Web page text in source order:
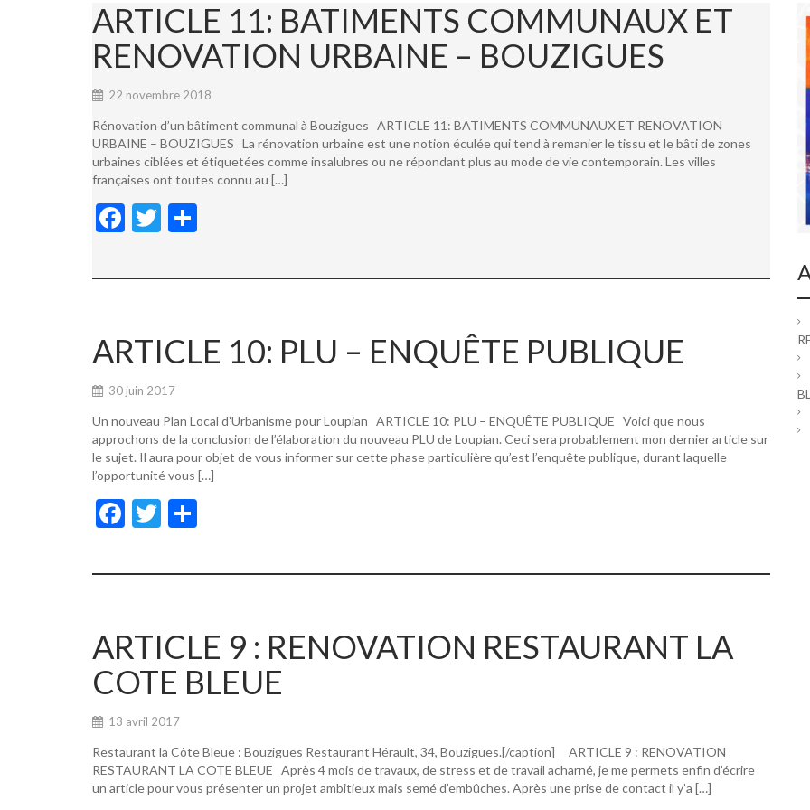
ARTICLE 11: BATIMENTS COMMUNAUX ET
RENOVATION URBAINE – BOUZIGUES
22 novembre 2018
Rénovation d’un bâtiment communal à Bouzigues ARTICLE 11: BATIMENTS COMMUNAUX ET RENOVATION
URBAINE – BOUZIGUES La rénovation urbaine est une notion éculée qui tend à remanier le tissu et le bâti de zones
urbaines ciblées et étiquetées comme insalubres ou ne répondant plus au mode de vie contemporain. Les villes
françaises ont toutes connu au […]
F
e
o
o
k
T
itt ta
er
ARTICLE 10: PLU – ENQUÊTE PUBLIQUE
30 juin 2017
Un nouveau Plan Local d’Urbanisme pour Loupian ARTICLE 10: PLU – ENQUÊTE PUBLIQUE Voici que nous
approchons de la conclusion de l’élaboration du nouveau PLU de Loupian. Ceci sera probablement mon dernier article sur
le sujet. Il aura pour objet de vous informer sur cette phase particulière qu’est l’enquête publique, durant laquelle
l’opportunité vous […]
F
e
o
o
k
T
itt ta
er
ARTICLE 9 : RENOVATION RESTAURANT LA
COTE BLEUE
13 avril 2017
Restaurant la Côte Bleue : Bouzigues Restaurant Hérault, 34, Bouzigues.[/caption] ARTICLE 9 : RENOVATION
RESTAURANT LA COTE BLEUE Après 4 mois de travaux, de stress et de travail acharné, je me permets enfin d’écrire
un article pour vous présenter un projet ambitieux mais semé d’embûches. Après une prise de contact il y’a […]